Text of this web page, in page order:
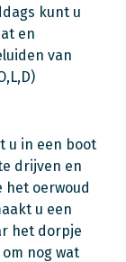
kunt u
en
van
u in een boot
drijven en
het oerwoud
u een
het dorpje
nog wat